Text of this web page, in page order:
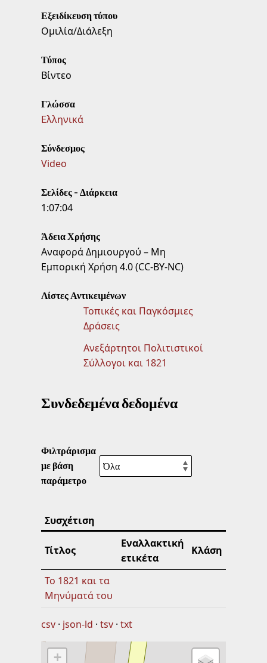
Εξειδίκευση τύπου
Ομιλία/Διάλεξη
Τύπος
Βίντεο
Γλώσσα
Ελληνικά
Σύνδεσμος
Video
Σελίδες - Διάρκεια
1:07:04
Άδεια Χρήσης
Αναφορά Δημιουργού – Μη
Εμπορική Χρήση 4.0 (CC-BY-NC)
Λίστες Αντικειμένων
Τοπικές και Παγκόσμιες
Δράσεις
Ανεξάρτητοι Πολιτιστικοί
Σύλλογοι και 1821
Συνδεδεμένα δεδομένα
Φιλτράρισμα
με βάση
παράμετρο
Συσχέτιση
Τίτλος
Εναλλακτική
ετικέτα
Κλάση
Το 1821 και τα
Μηνύματά του
csv json-ld tsv txt
+